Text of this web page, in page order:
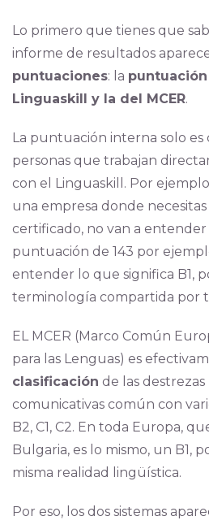
Lo primero que tienes que
informe de resultados
puntuaciones: la
Linguaskill y la del MCER.
La puntuación interna solo
personas que trabajan
con el Linguaskill. Por
una empresa donde
certificado, no van a
puntuación de 143 por
entender lo que significa B1,
terminología compartida por
EL MCER (Marco Común
para las Lenguas) es
clasificación de las
comunicativas común con
B2, C1, C2. En toda Europa,
Bulgaria, es lo mismo, un B1,
misma realidad lingüística.
Por eso, los dos sistemas